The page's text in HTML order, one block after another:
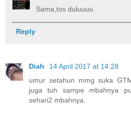
Sama,tos duluuuu
Reply
Diah
14 April 2017 at 14:28
umur setahun mmg suka
juga tuh sampe mbahnya
sehari2 mbahnya.